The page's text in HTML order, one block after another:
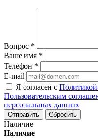
Вопрос *
Ваше имя *
Телефон *
E-mail
Я согласен с Политикой
Пользовательским
персональных данных
Сбросить
Наличие
Наличие